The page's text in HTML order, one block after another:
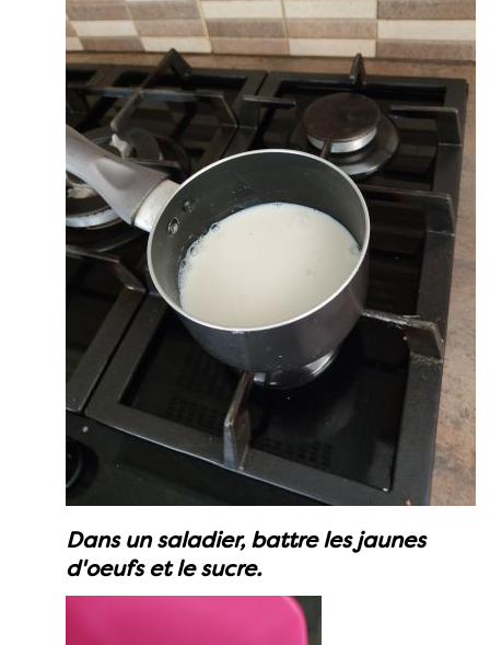
Dans un saladier, battre les jaunes
d'oeufs et le sucre.